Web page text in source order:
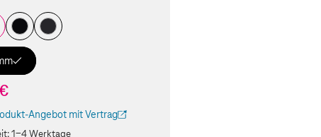
Angebot mit Vertrag
wird in einem neuen Tab geöffnet)
1-4 Werktage